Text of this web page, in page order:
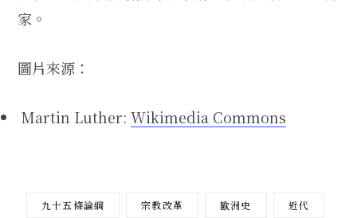
家。
圖片來源：
Martin Luther: Wikimedia Commons
九十五條論綱 宗教改革 歐洲史 近代